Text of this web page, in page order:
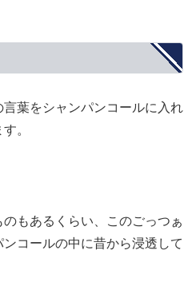
葉をシャンパンコールに入れ
。
もあるくらい、このごっつぁ
コールの中に昔から浸透して